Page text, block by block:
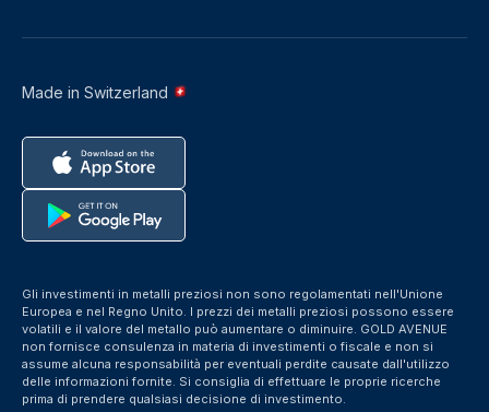
Made in Switzerland
Gli investimenti in metalli preziosi non sono regolamentati nell'Unione
Europea e nel Regno Unito. I prezzi dei metalli preziosi possono essere
volatili e il valore del metallo può aumentare o diminuire. GOLD AVENUE
non fornisce consulenza in materia di investimenti o fiscale e non si
assume alcuna responsabilità per eventuali perdite causate dall'utilizzo
delle informazioni fornite. Si consiglia di effettuare le proprie ricerche
prima di prendere qualsiasi decisione di investimento.